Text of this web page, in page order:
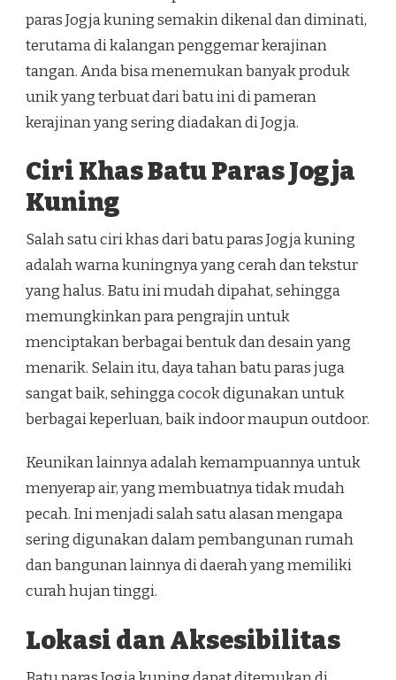
paras Jogja kuning semakin dikenal dan diminati,
terutama di kalangan penggemar kerajinan
tangan. Anda bisa menemukan banyak produk
unik yang terbuat dari batu ini di pameran
kerajinan yang sering diadakan di Jogja.
Ciri Khas Batu Paras Jogja
Kuning
Salah satu ciri khas dari batu paras Jogja kuning
adalah warna kuningnya yang cerah dan tekstur
yang halus. Batu ini mudah dipahat, sehingga
memungkinkan para pengrajin untuk
menciptakan berbagai bentuk dan desain yang
menarik. Selain itu, daya tahan batu paras juga
sangat baik, sehingga cocok digunakan untuk
berbagai keperluan, baik indoor maupun outdoor.
Keunikan lainnya adalah kemampuannya untuk
menyerap air, yang membuatnya tidak mudah
pecah. Ini menjadi salah satu alasan mengapa
sering digunakan dalam pembangunan rumah
dan bangunan lainnya di daerah yang memiliki
curah hujan tinggi.
Lokasi dan Aksesibilitas